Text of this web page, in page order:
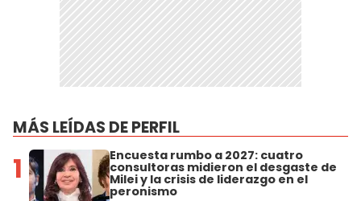
MÁS LEÍDAS DE PERFIL
1 Encuesta rumbo a 2027: cuatro
consultoras midieron el desgaste de
Milei y la crisis de liderazgo en el
peronismo